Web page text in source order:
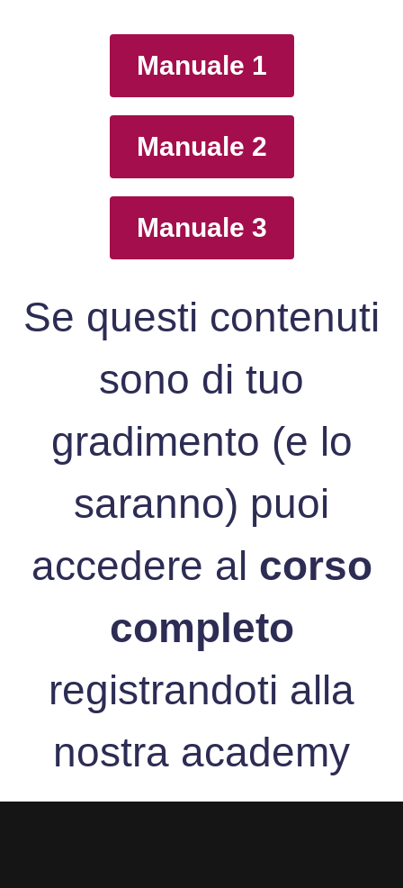
Manuale 1
Manuale 2
Manuale 3
Se questi contenuti
sono di tuo
gradimento (e lo
saranno) puoi
accedere al corso
completo
registrandoti alla
nostra academy